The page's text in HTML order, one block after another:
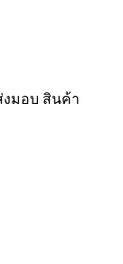
งมอบ สินค้า